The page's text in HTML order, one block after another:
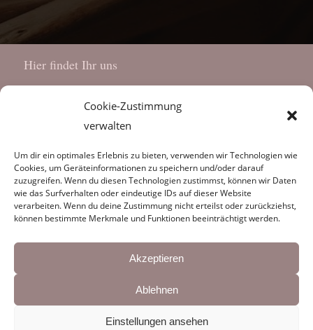
Cookie-Zustimmung
verwalten
Um dir ein optimales Erlebnis zu bieten, verwenden wir Technologien wie
Cookies, um Geräteinformationen zu speichern und/oder darauf
zuzugreifen. Wenn du diesen Technologien zustimmst, können wir Daten
wie das Surfverhalten oder eindeutige IDs auf dieser Website
verarbeiten. Wenn du deine Zustimmung nicht erteilst oder zurückziehst,
können bestimmte Merkmale und Funktionen beeinträchtigt werden.
Akzeptieren
Ablehnen
Einstellungen ansehen
Hier findet Ihr uns
Judith Röcker
Württembergerstr.17
89150 Laichingen
So erreicht Ihr uns
Mobil0152 52712792
E-Mailinfo@hebammenpraxis-
landliebe.de